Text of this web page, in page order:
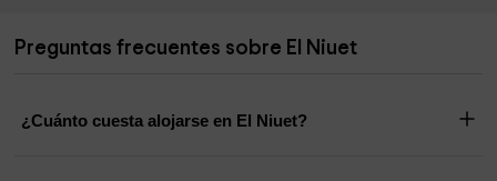
Preguntas frecuentes sobre El Niuet
¿Cuánto cuesta alojarse en El Niuet?